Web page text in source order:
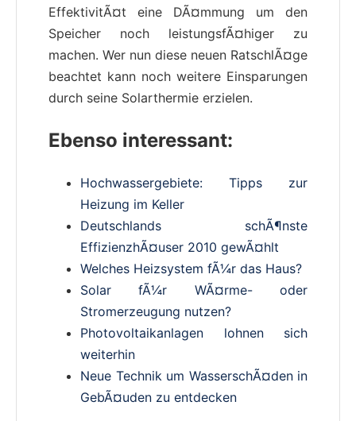
EffektivitÃ¤t eine DÃ¤mmung um den
Speicher noch leistungsfÃ¤higer zu
machen. Wer nun diese neuen RatschlÃ¤ge
beachtet kann noch weitere Einsparungen
durch seine Solarthermie erzielen.
Ebenso interessant:
Hochwassergebiete: Tipps zur
Heizung im Keller
Deutschlands schÃ¶nste
EffizienzhÃ¤user 2010 gewÃ¤hlt
Welches Heizsystem fÃ¼r das Haus?
Solar fÃ¼r WÃ¤rme- oder
Stromerzeugung nutzen?
Photovoltaikanlagen lohnen sich
weiterhin
Neue Technik um WasserschÃ¤den in
GebÃ¤uden zu entdecken